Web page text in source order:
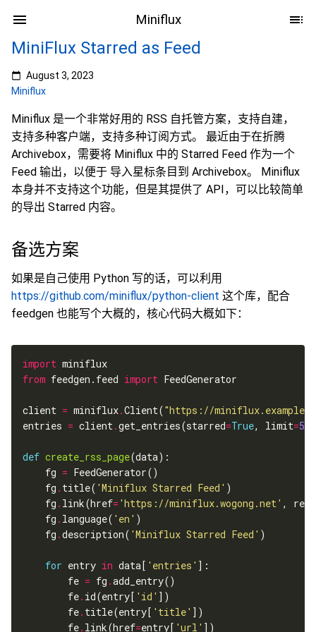
Miniflux
MiniFlux Starred as Feed
August 3, 2023
Miniflux
Miniflux 是一个非常好用的 RSS 自托管方案，支持自建，
支持多种客户端，支持多种订阅方式。 最近由于在折腾
Archivebox，需要将 Miniflux 中的 Starred Feed 作为一个
Feed 输出，以便于 导入星标条目到 Archivebox。 Miniflux
本身并不支持这个功能，但是其提供了 API，可以比较简单
的导出 Starred 内容。
备选方案
如果是自己使用 Python 写的话，可以利用
https://github.com/miniflux/python-client 这个库，配合
feedgen 也能写个大概的，核心代码大概如下：
import
from feedgen.feed import
client = miniflux.Client("https://
entries = client.get_entries(starred=True, limit=50
def create_rss_page
    fg
=
    fg
. title( 'Miniflux Starred Feed'
    fg
. link(href= 'https://miniflux.wogong.net' , rel
    fg
. language( 'en'
    fg
.description( 'Miniflux Starred Feed'
for entry in data[ 'entries'
        fe
= fg .
        fe
. id(entry[ 'id'
        fe
. title(entry[ 'title'
        fe
. link(href=entry[ 'url'